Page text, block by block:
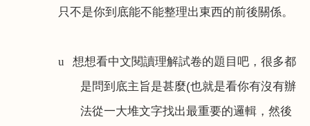
只不是你到底能不能整理出東西的前後關係。
u
想想看中文閱讀理解試卷的題目吧，很多都
是問到底主旨是甚麼(也就是看你有沒有辦
法從一大堆文字找出最重要的邏輯，然後